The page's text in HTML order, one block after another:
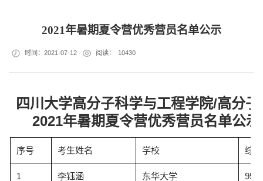
2021年暑期夏令营优秀营员名单公示
时间：2021-07-12 阅读： 10430
四川大学高分子科学与工程学院/高分
2021年暑期夏令营优秀营员名单公示
序号 考生姓名 学校 综
1 李钰涵 东华大学